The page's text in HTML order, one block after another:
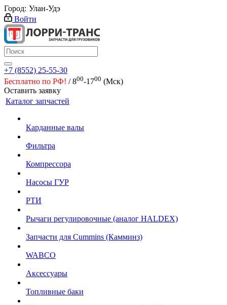
Город: Улан-Удэ
Войти
+7 (8552) 25-55-30
Бесплатно по РФ! / 800-1700 (Мск)
Оставить заявку
Каталог запчастей
Карданные валы
Фильтра
Компрессора
Насосы ГУР
РТИ
Рычаги регулировочные (аналог HALDEX)
Запчасти для Cummins (Камминз)
WABCO
Аксессуары
Топливные баки